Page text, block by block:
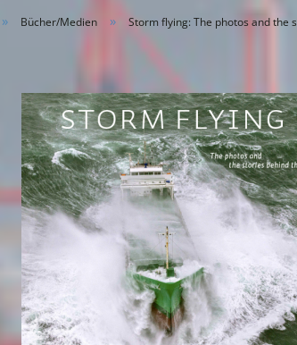
» Bücher/Medien » Storm flying: The photos and the